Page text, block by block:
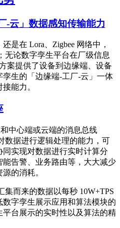
-云」数据感知传输能力
是在 Lora、Zigbee 网络中，
无论数字孪生平台在厂级信息
案提供了设备到边缘端、设备
生的「边缘端-工厂-云」一体
能力。
中心端或云端的消息总线
数据进行逻辑处理的能力，可
实现对数据进行实时计算分
告警、业务路由等，大大减少
的消耗。
而来的数据以每秒 10W+TPS
字孪生展示应用和算法模块的
台展示的实时性以及算法的精